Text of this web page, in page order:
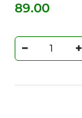
Cena:
89.00